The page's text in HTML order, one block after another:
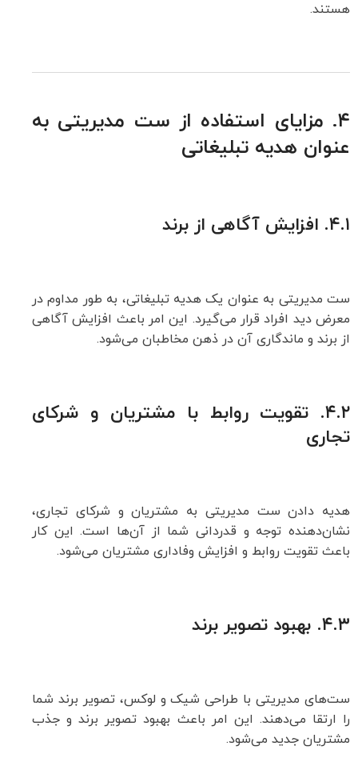
هستند.
۴. مزایای استفاده از ست مدیریتی به
عنوان هدیه تبلیغاتی
۴.۱. افزایش آگاهی از برند
ست مدیریتی به عنوان یک هدیه تبلیغاتی، به طور مداوم در
معرض دید افراد قرار می‌گیرد. این امر باعث افزایش آگاهی
از برند و ماندگاری آن در ذهن مخاطبان می‌شود.
۴.۲.
تقویت روابط با مشتریان و شرکای
تجاری
هدیه دادن ست مدیریتی به مشتریان و شرکای تجاری،
نشان‌دهنده توجه و قدردانی شما از آن‌ها است. این کار
باعث تقویت روابط و افزایش وفاداری مشتریان می‌شود.
۴.۳. بهبود تصویر برند
ست‌های مدیریتی با طراحی شیک و لوکس، تصویر برند شما
را ارتقا می‌دهند. این امر باعث بهبود تصویر برند و جذب
مشتریان جدید می‌شود.